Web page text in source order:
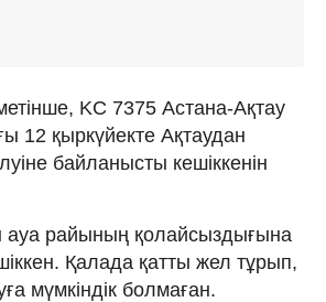
KC 7375 Астана-Ақтау
12 қыркүйекте Ақтаудан
байланысты кешіккенін
ауа райының қолайсыздығына
Қалада қатты жел тұрып,
мүмкіндік болмаған.